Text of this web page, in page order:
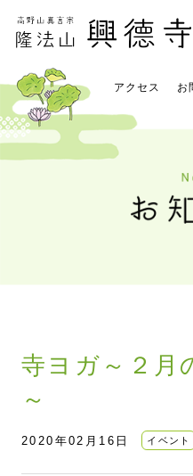
アクセス お
寺ヨガ～２月
～
2020年02月16日 イベント